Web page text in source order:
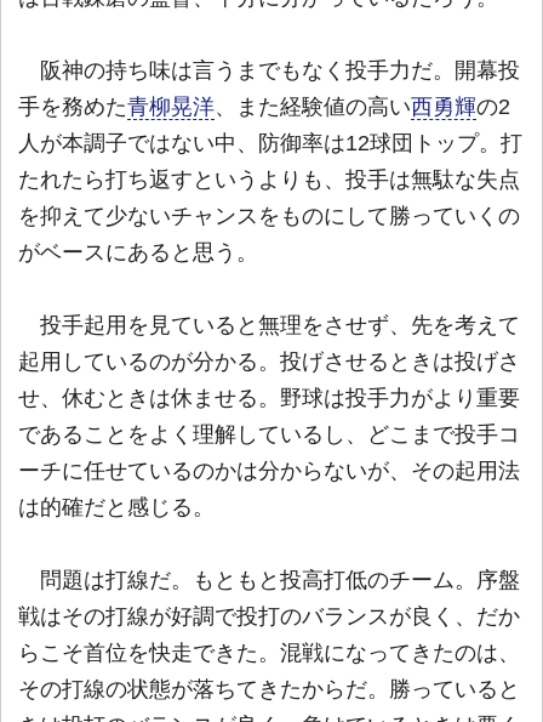
阪神の持ち味は言うまでもなく投手力だ。開幕投
手を務めた青柳晃洋、また経験値の高い西勇輝の2
人が本調子ではない中、防御率は12球団トップ。打
たれたら打ち返すというよりも、投手は無駄な失点
を抑えて少ないチャンスをものにして勝っていくの
がベースにあると思う。
投手起用を見ていると無理をさせず、先を考えて
起用しているのが分かる。投げさせるときは投げさ
せ、休むときは休ませる。野球は投手力がより重要
であることをよく理解しているし、どこまで投手コ
ーチに任せているのかは分からないが、その起用法
は的確だと感じる。
問題は打線だ。もともと投高打低のチーム。序盤
戦はその打線が好調で投打のバランスが良く、だか
らこそ首位を快走できた。混戦になってきたのは、
その打線の状態が落ちてきたからだ。勝っていると